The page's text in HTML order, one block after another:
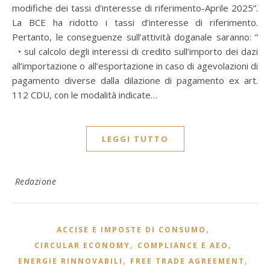
modifiche dei tassi d’interesse di riferimento-Aprile 2025”.
La BCE ha ridotto i tassi d’interesse di riferimento.
Pertanto, le conseguenze sull’attività doganale saranno: “
• sul calcolo degli interessi di credito sull’importo dei dazi
all’importazione o all’esportazione in caso di agevolazioni di
pagamento diverse dalla dilazione di pagamento ex art.
112 CDU, con le modalità indicate…
LEGGI TUTTO
Redazione
ACCISE E IMPOSTE DI CONSUMO ,
CIRCULAR ECONOMY, COMPLIANCE E AEO ,
ENERGIE RINNOVABILI , FREE TRADE AGREEMENT ,